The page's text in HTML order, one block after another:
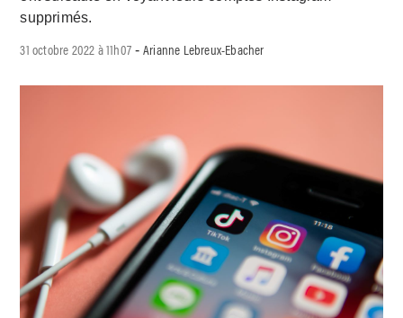
supprimés.
31 octobre 2022 à 11h07 -Arianne Lebreux-Ebacher